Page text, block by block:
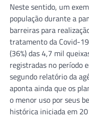
Neste sentido, um
população durante a
barreiras para
tratamento da Covid-
(36%) das 4,7 mil
registradas no período
segundo relatório da
aponta ainda que os
o menor uso por seus
histórica iniciada em